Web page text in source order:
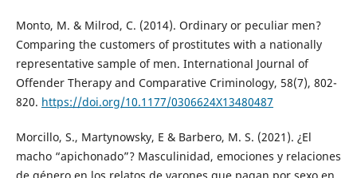
Monto, M. & Milrod, C. (2014). Ordinary or peculiar men?
Comparing the customers of prostitutes with a nationally
representative sample of men. International Journal of
Offender Therapy and Comparative Criminology, 58(7), 802-
820. https://doi.org/10.1177/0306624X13480487
Morcillo, S., Martynowsky, E & Barbero, M. S. (2021). ¿El
macho “apichonado”? Masculinidad, emociones y relaciones